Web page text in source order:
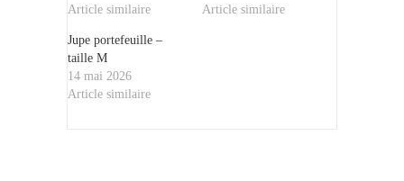
Article similaire
Article similaire
Jupe portefeuille –
taille M
14 mai 2026
Article similaire